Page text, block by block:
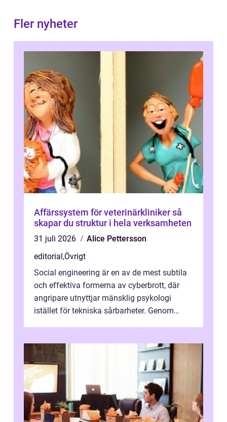
Fler nyheter
Affärssystem för veterinärkliniker så
skapar du struktur i hela verksamheten
31 juli 2026
Alice Pettersson
editorial ,Övrigt
Social engineering är en av de mest subtila
och effektiva formerna av cyberbrott, där
angripare utnyttjar mänsklig psykologi
istället för tekniska sårbarheter. Genom